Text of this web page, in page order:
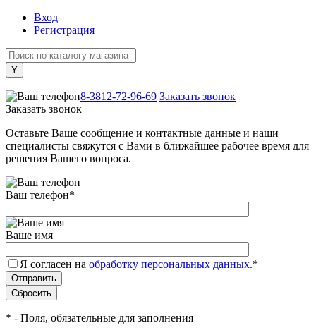
Вход
Регистрация
8-3812-72-96-69 Заказать звонок
Заказать звонок
Оставьте Ваше сообщение и контактные данные и наши
специалисты свяжутся с Вами в ближайшее рабочее время для
решения Вашего вопроса.
Ваш телефон*
Ваше имя
Я согласен на обработку персональных данных.*
* - Поля, обязательные для заполнения